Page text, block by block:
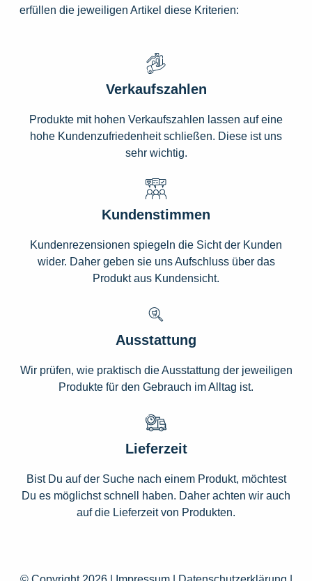
erfüllen die jeweiligen Artikel diese Kriterien:
Verkaufszahlen
Produkte mit hohen Verkaufszahlen lassen auf eine
hohe Kundenzufriedenheit schließen. Diese ist uns
sehr wichtig.
Kundenstimmen
Kundenrezensionen spiegeln die Sicht der Kunden
wider. Daher geben sie uns Aufschluss über das
Produkt aus Kundensicht.
Ausstattung
Wir prüfen, wie praktisch die Ausstattung der jeweiligen
Produkte für den Gebrauch im Alltag ist.
Lieferzeit
Bist Du auf der Suche nach einem Produkt, möchtest
Du es möglichst schnell haben. Daher achten wir auch
auf die Lieferzeit von Produkten.